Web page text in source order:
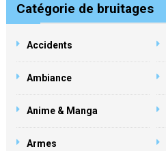
Catégorie de bruitages
Accidents
Ambiance
Anime & Manga
Armes